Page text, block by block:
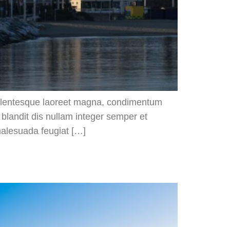
laoreet magna, condimentum
dis nullam integer semper et
feugiat […]